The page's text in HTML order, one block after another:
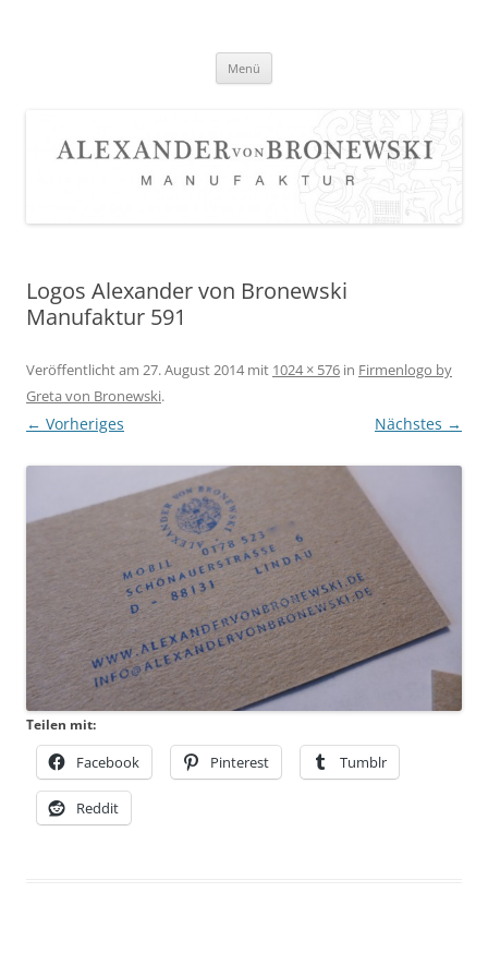
Menü
Logos Alexander von Bronewski
Manufaktur 591
Veröffentlicht am 27. August 2014mit 1024 × 576 in Firmenlogo by
Greta von Bronewski.
← Vorheriges Nächstes →
Teilen mit:
Facebook Pinterest Tumblr
Reddit